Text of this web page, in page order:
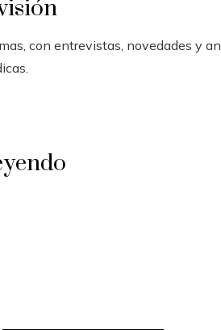
con entrevistas, novedades y